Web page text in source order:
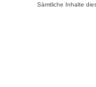
Sämtliche Inhalte